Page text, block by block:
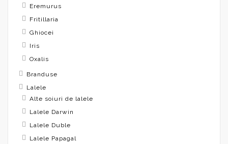
Eremurus
Fritillaria
Ghiocei
Iris
Oxalis
Branduse
Lalele
Alte soiuri de lalele
Lalele Darwin
Lalele Duble
Lalele Papagal